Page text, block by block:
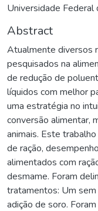
Universidade Federal
Abstract
Atualmente diversos
pesquisados na
de redução de
líquidos com melhor
uma estratégia no
conversão alimentar,
animais. Este
de ração,
alimentados com
desmame. Foram
tratamentos: Um
adição de soro.